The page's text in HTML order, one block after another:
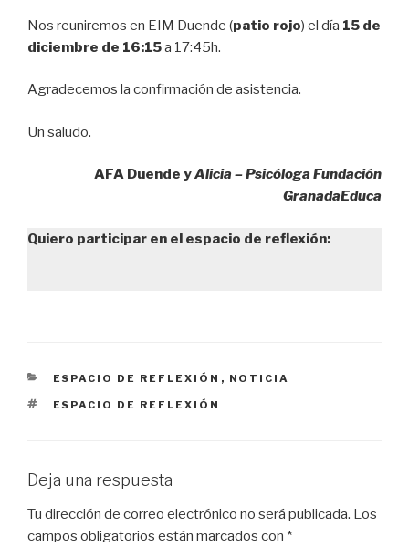
Nos reuniremos en EIM Duende (patio rojo) el día 15 de
diciembre de 16:15a 17:45h.
Agradecemos la confirmación de asistencia.
Un saludo.
AFA Duende yAlicia – Psicóloga Fundación
GranadaEduca
Quiero participar en el espacio de reflexión:
CATEGORÍAS
ESPACIO DE REFLEXIÓN , NOTICIA
ETIQUETAS
ESPACIO DE REFLEXIÓN
Deja una respuesta
Tu dirección de correo electrónico no será publicada. Los
campos obligatorios están marcados con *